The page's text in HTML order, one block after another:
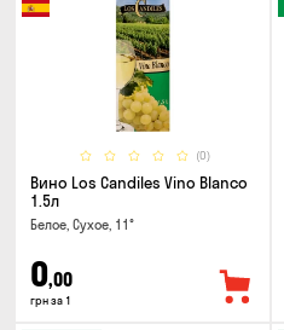
(0)
Вино Los Candiles Vino Blanco
1.5л
Белое, Сухое, 11°
0,00
грн за 1